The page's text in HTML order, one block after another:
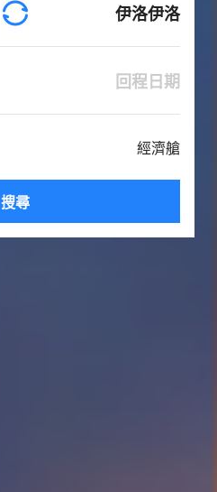
伊洛伊洛
回程日期
經濟艙
搜尋